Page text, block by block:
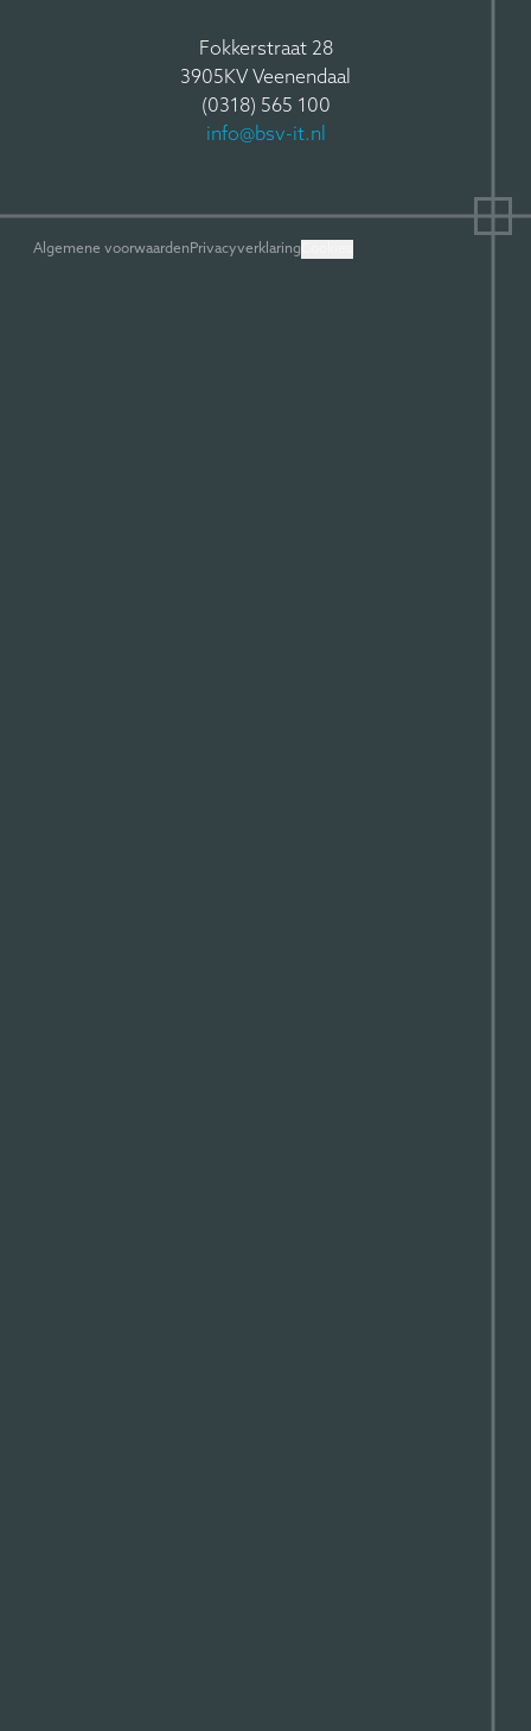
Fokkerstraat 28
3905KV Veenendaal
(0318) 565 100
info@bsv-it.nl
Algemene voorwaarden Privacyverklaring